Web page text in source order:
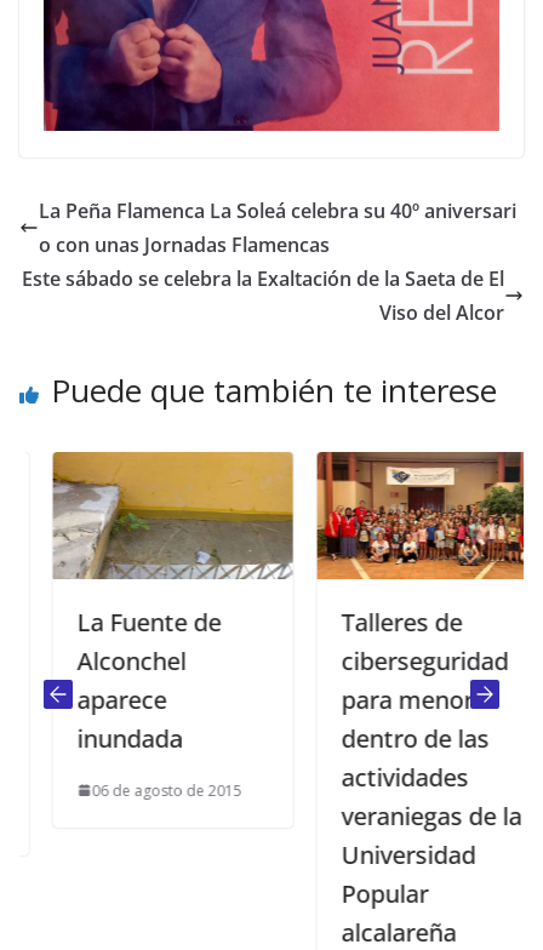
La Peña Flamenca La Soleá celebra su 40º aniversari
o con unas Jornadas Flamencas
Este sábado se celebra la Exaltación de la Saeta de El
Viso del Alcor
Puede que también te interese
La Fuente de
Alconchel
aparece
inundada
06 de agosto de 2015
Talleres de
ciberseguridad
para menores
dentro de las
actividades
veraniegas de la
Universidad
Popular
alcalareña